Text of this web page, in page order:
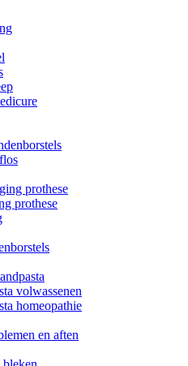
prothese
prothese
volwassenen
homeopathie
en aften